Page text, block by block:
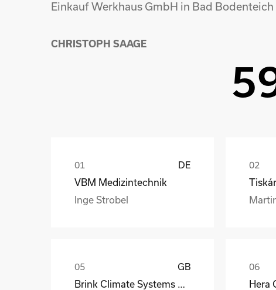
Einkauf Werkhaus GmbH in Bad Bodenteich
CHRISTOPH SAAGE
DE
VBM Medizintechnik
Inge Strobel
GB
Brink Climate Systems B.V.
Hera